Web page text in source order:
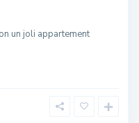
un joli appartement